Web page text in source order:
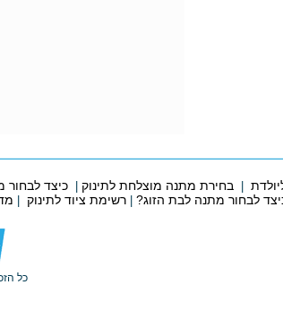
|בחירת מתנה מוצלחת לתינוק |כיצד
לבחור מתנה לבת הזוג? |רשימת ציוד לתינוק
כל